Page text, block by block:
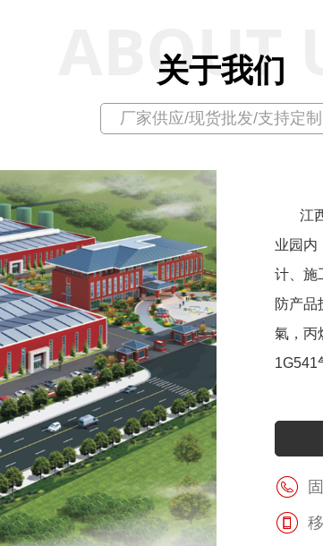
ABOUT
关于我们
厂家供应/现货批发/支持定制
江西
业园内
计、施
防产品
氣，丙
1G541